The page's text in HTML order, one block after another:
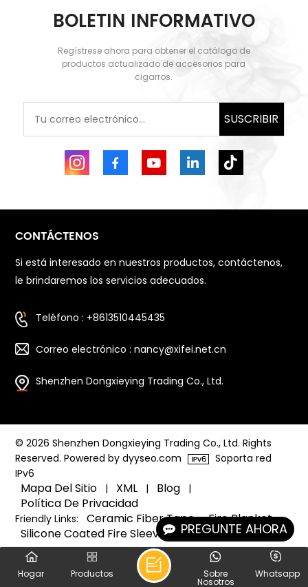
PREGUNTE AHORA
APRENDE MÁS APRENDE MÁS
BOLETIN INFORMATIVO
Regístrese ahora para obtener el catálogo de
productos actualizado de accesorios para
cigarros.
SUSCRIBIR
CONTÁCTENOS
Si está interesado en nuestros productos, contáctenos,
le brindaremos los servicios adecuados.
Teléfono : +8613510445435
Correo electrónico : nancy@xifei.net.cn
Shenzhen Dongxieying Trading Co., Ltd.
© 2026 Shenzhen Dongxieying Trading Co., Ltd. Rights
Reserved. Powered by dyyseo.com
Soporta red
IPv6
Mapa Del Sitio | XML | Blog |
Política De Privacidad
Friendly Links: Ceramic Fiber Tape
Fire Blanket
Silicone Coated Fire Sleeve
Hogar Productos Whatsapp
Sobre
Nosotros